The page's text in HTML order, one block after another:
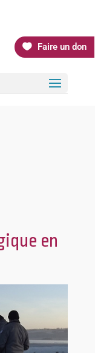
Faire un don
en